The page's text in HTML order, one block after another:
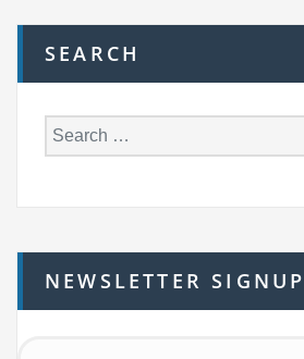
SEARCH
e
h
f
o
NEWSLETTER SIGNUP